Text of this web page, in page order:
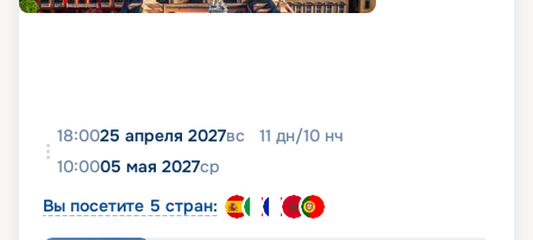
18:0025 апреля 2027вс 11 дн/10 нч
10:0005 мая 2027ср
Вы посетите 5 стран: